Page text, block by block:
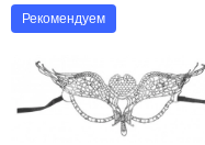
Рекомендуем